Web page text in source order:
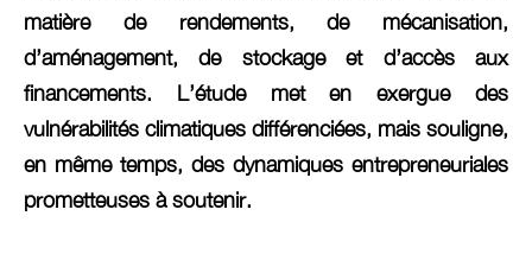
matière de rendements, de mécanisation,
d’aménagement, de stockage et d’accès aux
financements. L’étude met en exergue des
vulnérabilités climatiques différenciées, mais souligne,
en même temps, des dynamiques entrepreneuriales
prometteuses à soutenir.